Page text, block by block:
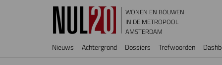
Overslaan en naar de inhoud gaan
WONEN EN BOUWEN
IN DE METROPOOL
AMSTERDAM
Hoofdnavigatie
Nieuws Achtergrond Dossiers Trefwoorden